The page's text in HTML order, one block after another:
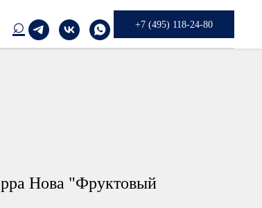
⌕ +7 (495) 118-24-80
Нова "Фруктовый